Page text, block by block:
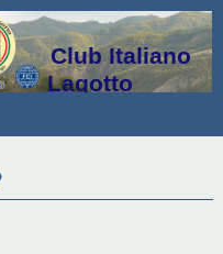
Club Italiano
Lagotto